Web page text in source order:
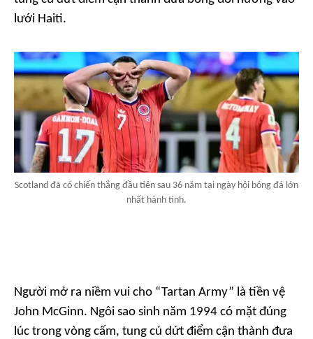
lưới Haiti.
Scotland đã có chiến thắng đầu tiên sau 36 năm tại ngày hội bóng đá lớn
nhất hành tinh.
Người mở ra niềm vui cho “Tartan Army” là tiền vệ
John McGinn. Ngôi sao sinh năm 1994 có mặt đúng
lúc trong vòng cấm, tung cú dứt điểm cận thành đưa